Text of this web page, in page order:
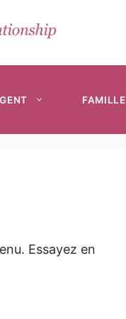
FAMILLE
Essayez en